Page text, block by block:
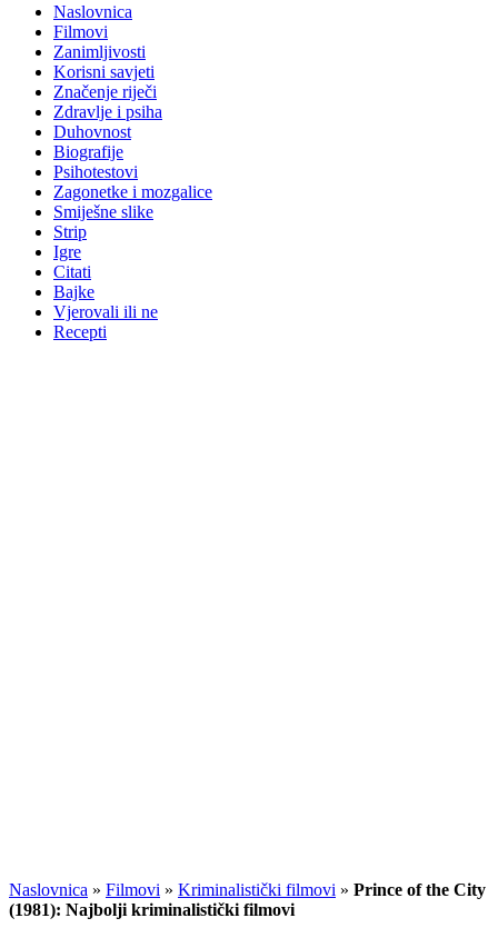
Naslovnica
Filmovi
Zanimljivosti
Korisni savjeti
Značenje riječi
Zdravlje i psiha
Duhovnost
Biografije
Psihotestovi
Zagonetke i mozgalice
Smiješne slike
Strip
Igre
Citati
Bajke
Vjerovali ili ne
Recepti
Naslovnica » Filmovi » Kriminalistički filmovi » Prince of the City
(1981): Najbolji kriminalistički filmovi